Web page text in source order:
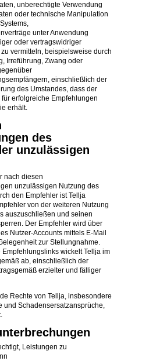
unberechtigte Verwendung
oder technische Manipulation
unter Anwendung
oder vertragswidriger
zu vermitteln, beispielsweise durch
Irreführung, Zwang oder
einschließlich der
des Umstandes, dass der
für erfolgreiche Empfehlungen
erhält.
des
unzulässigen
nach diesen
unzulässigen Nutzung des
den Empfehler ist Tellja
von der weiteren Nutzung
auszuschließen und seinen
Der Empfehler wird über
Nutzer-Accounts mittels E-Mail
zur Stellungnahme.
Empfehlungslinks wickelt Tellja im
ab, einschließlich der
erzielter und fälliger
Rechte von Tellja, insbesondere
und Schadensersatzansprüche,
Leistungen zu